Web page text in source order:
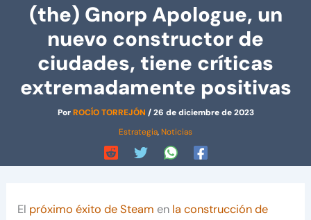
(the) Gnorp Apologue, un
nuevo constructor de
ciudades, tiene críticas
extremadamente positivas
PorROCÍO TORREJÓN /26 de diciembre de 2023
Estrategia, Noticias
El próximo éxito de Steam en la construcción de